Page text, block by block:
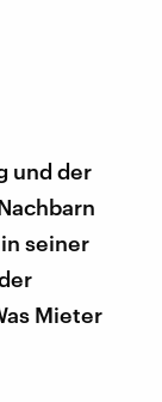
und der
seiner
Mieter